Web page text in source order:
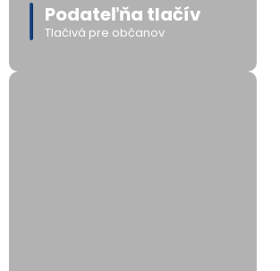
Podateľňa tlačív
Tlačivá pre občanov